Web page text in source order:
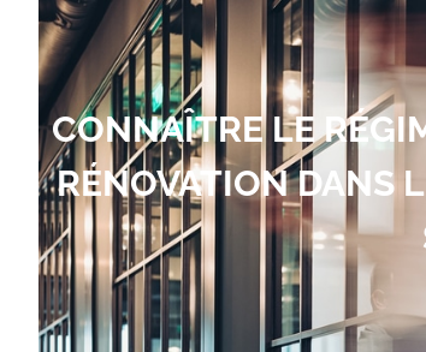
CONNAÎTRE LE
RÉNOVATION DANS